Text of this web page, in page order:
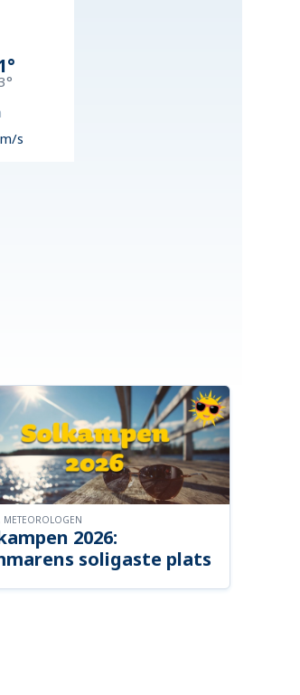
°
°
s
2026:
soligaste plats
METEOROLOGEN